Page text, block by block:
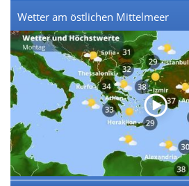
Wetter am östlichen Mittelmeer